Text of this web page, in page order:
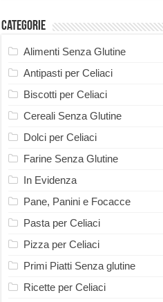
Categorie
Alimenti Senza Glutine
Antipasti per Celiaci
Biscotti per Celiaci
Cereali Senza Glutine
Dolci per Celiaci
Farine Senza Glutine
In Evidenza
Pane, Panini e Focacce
Pasta per Celiaci
Pizza per Celiaci
Primi Piatti Senza glutine
Ricette per Celiaci